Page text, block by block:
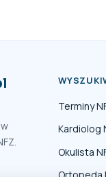
Terminy
Kardiolog
Okulista